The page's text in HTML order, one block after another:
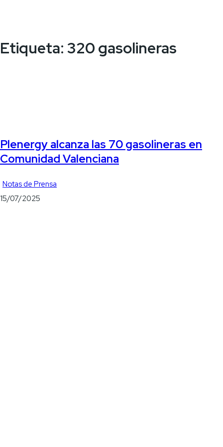
Etiqueta: 320 gasolineras
Plenergy alcanza las 70 gasolineras en
Comunidad Valenciana
Notas de Prensa
15/07/2025